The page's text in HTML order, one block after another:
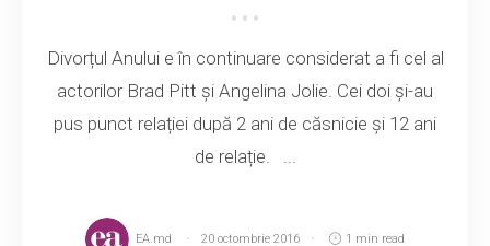
Divorțul Anului e în continuare considerat a fi cel al
actorilor Brad Pitt și Angelina Jolie. Cei doi și-au
pus punct relației după 2 ani de căsnicie și 12 ani
de relație. ...
EA.md 20 octombrie 2016 1 min read